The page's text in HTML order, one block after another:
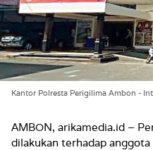
Kantor Polresta Perigilima Ambon - Int
AMBON, arikamedia.id –
dilakukan terhadap